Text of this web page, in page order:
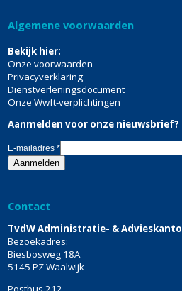
Algemene voorwaarden
Bekijk hier:
Onze voorwaarden
Privacyverklaring
Dienstverleningsdocument
Onze Wwft-verplichtingen
Aanmelden voor onze nieuwsbrief?
E-mailadres*
Contact
TvdW Administratie- &
Bezoekadres:
Biesbosweg 18A
5145 PZ Waalwijk